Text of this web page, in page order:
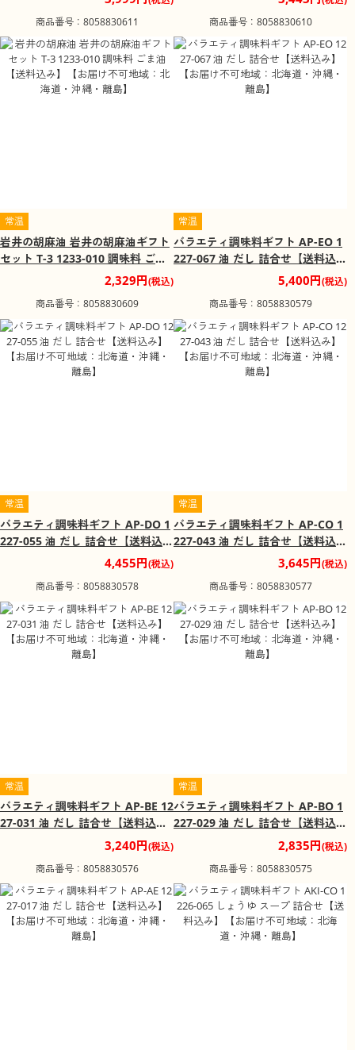
域：北海道・沖縄・離島】
商品番号：8058830611
域：北海道・沖縄・離島】
商品番号：8058830610
常温
岩井の胡麻油 岩井の胡麻油ギフト
セット T-3 1233-010 調味料 ごま
油【送料込み】【お届け不可地
域：北海道・沖縄・離島】
2,329円(税込)
商品番号：8058830609
常温
バラエティ調味料ギフト AP-EO 1
227-067 油 だし 詰合せ【送料込
み】【お届け不可地域：北海道・
5,400円(税込)
商品番号：8058830579
常温
バラエティ調味料ギフト AP-DO 1
227-055 油 だし 詰合せ【送料込
み】【お届け不可地域：北海道・
4,455円(税込)
商品番号：8058830578
常温
バラエティ調味料ギフト AP-CO 1
227-043 油 だし 詰合せ【送料込
み】【お届け不可地域：北海道・
3,645円(税込)
商品番号：8058830577
常温
バラエティ調味料ギフト AP-BE 12
27-031 油 だし 詰合せ【送料込
み】【お届け不可地域：北海道・
3,240円(税込)
商品番号：8058830576
常温
バラエティ調味料ギフト AP-BO 1
227-029 油 だし 詰合せ【送料込
み】【お届け不可地域：北海道・
2,835円(税込)
商品番号：8058830575